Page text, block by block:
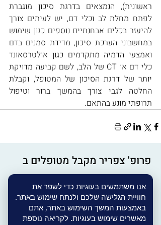
אנו משתמשים בעוגיות כדי לשפר את
חוויית הגלישה שלכם ולנתח שימוש באתר.
באמצעות המשך השימוש באתר, אתם
מאשרים שימוש בעוגיות. לקריאה נוספת
תרופתי מונע בהתאם.
פרופ' צפריר מקבל מטופלים ב
מרכז רפואי פריים חיפה
שדרות בן גוריון 6, קומה 6, חיפה (מרכז
מסחרי סיטי סנטר)